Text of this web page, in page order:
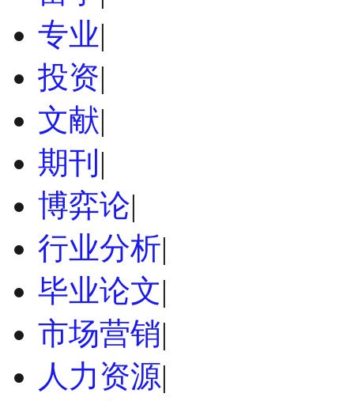
专业|
投资|
文献|
期刊 |
博弈论|
行业分析|
毕业论文|
市场营销|
人力资源|